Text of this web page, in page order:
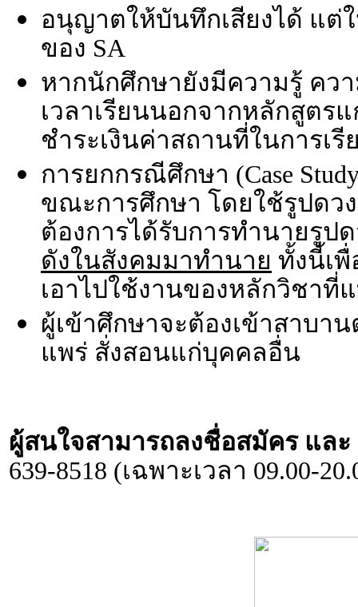
อนุญาตให้บันทึกเสียงได้ แต่
ของ SA
หากนักศึกษายังมีความรู้ ควา
เวลาเรียนนอกจากหลักสูตร
ชำระเงินค่าสถานที่ในการเ
การยกกรณีศึกษา (Case
ขณะการศึกษา โดยใช้รูปดว
ต้องการได้รับการทำนายรูป
ดังในสังคมมาทำนาย ทั้งนี้เ
เอาไปใช้งานของหลักวิชาที่
ผู้เข้าศึกษาจะต้องเข้าสาบา
แพร่ สั่งสอนแก่บุคคลอื่น
ผู้สนใจสามารถลงชื่อสมัคร แล
639-8518 (เฉพาะเวลา 09.00-